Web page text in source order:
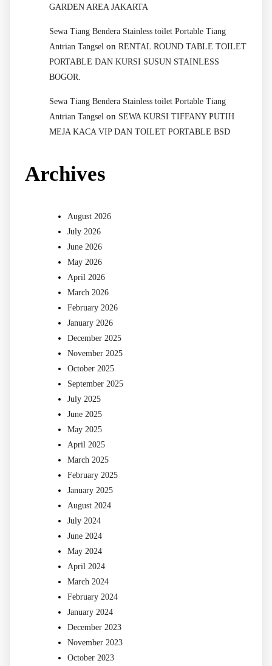
GARDEN AREA JAKARTA
Sewa Tiang Bendera Stainless toilet Portable Tiang
Antrian Tangsel on RENTAL ROUND TABLE TOILET
PORTABLE DAN KURSI SUSUN STAINLESS
BOGOR.
Sewa Tiang Bendera Stainless toilet Portable Tiang
Antrian Tangsel on SEWA KURSI TIFFANY PUTIH
MEJA KACA VIP DAN TOILET PORTABLE BSD
Archives
August 2026
July 2026
June 2026
May 2026
April 2026
March 2026
February 2026
January 2026
December 2025
November 2025
October 2025
September 2025
July 2025
June 2025
May 2025
April 2025
March 2025
February 2025
January 2025
August 2024
July 2024
June 2024
May 2024
April 2024
March 2024
February 2024
January 2024
December 2023
November 2023
October 2023